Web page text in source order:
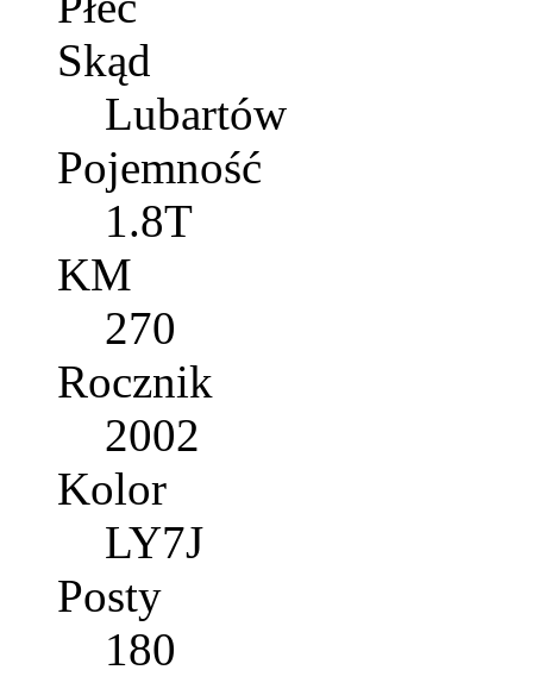
Skąd
Lubartów
Pojemność
1.8T
KM
270
Rocznik
2002
Kolor
LY7J
Posty
180